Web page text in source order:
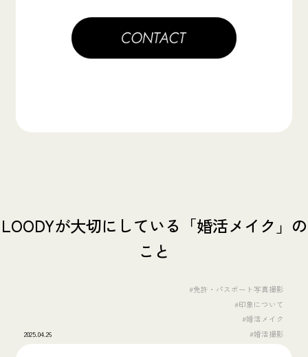
LOODYが大切にしている「婚活メイク」の
こと
2025.04.26
#免許・パスポート写真撮影
#印象について
#婚活メイク
#婚活撮影